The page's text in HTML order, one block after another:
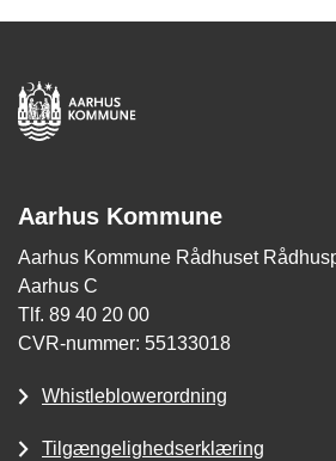
Aarhus Kommune
Aarhus Kommune Rådhuset
Aarhus C
Tlf. 89 40 20 00
CVR-nummer: 55133018
Whistleblowerordning
Tilgængelighedserklæring